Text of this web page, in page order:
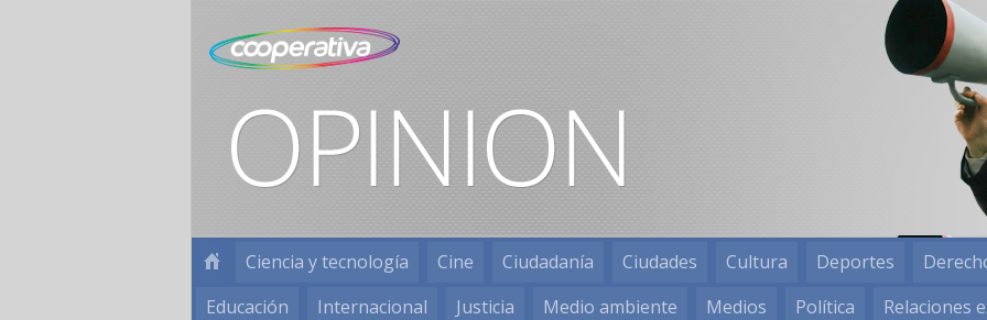
Ciencia y tecnología Cine Ciudadanía Ciudades Cultura Deportes
Educación
Internacional Justicia Medio ambiente Medios Política
Relaciones